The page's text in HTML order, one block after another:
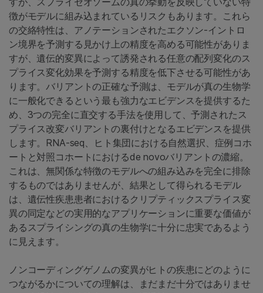
徴がモデルに組み込まれているリスクもあります。これら
の交絡特性は、アノテーションされたエクソン-イントロ
ン境界を予測する見かけ上の精度を高める可能性がありま
すが、遺伝的変異によって誘発される任意の配列変化のス
プライス変化効果を予測する精度を低下させる可能性があ
ります。バリアントの正確な予測は、モデルが真の生物学
に一般化できるという最も強力なエビデンスを提供するた
め、3つの完全に直交する手法を使用して、予測されたス
プライス改変バリアントの裏付けとなるエビデンスを提供
します。RNA-seq、ヒト集団における自然選択、症例コホ
ートと対照コホートにおけるde novoバリアントの濃縮。
これは、無関係な特徴のモデルへの組み込みを完全に排除
するものではありませんが、結果として得られるモデル
は、遺伝性疾患患者におけるクリプティックスプライス変
異の同定などの実用的なアプリケーションに重要な価値が
あるスプライシングの真の生物学に十分に忠実であるよう
に見えます。
ノンコーディングゲノムの変異がヒトの疾患にどのように
つながるかについての理解は、まだまだ十分ではありませ